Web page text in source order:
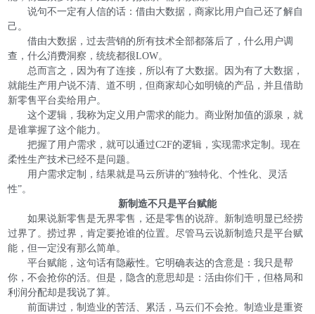
说句不一定有人信的话：借由大数据，商家比用户自己还了解自
己。
借由大数据，过去营销的所有技术全部都落后了，什么用户调
查，什么消费洞察，统统都很LOW。
总而言之，因为有了连接，所以有了大数据。因为有了大数据，
就能生产用户说不清、道不明，但商家却心如明镜的产品，并且借助
新零售平台卖给用户。
这个逻辑，我称为定义用户需求的能力。商业附加值的源泉，就
是谁掌握了这个能力。
把握了用户需求，就可以通过C2F的逻辑，实现需求定制。现在
柔性生产技术已经不是问题。
用户需求定制，结果就是马云所讲的“独特化、个性化、灵活
性”。
新制造不只是平台赋能
如果说新零售是无界零售，还是零售的说辞。新制造明显已经捞
过界了。捞过界，肯定要抢谁的位置。尽管马云说新制造只是平台赋
能，但一定没有那么简单。
平台赋能，这句话有隐蔽性。它明确表达的含意是：我只是帮
你，不会抢你的活。但是，隐含的意思却是：活由你们干，但格局和
利润分配却是我说了算。
前面讲过，制造业的苦活、累活，马云们不会抢。制造业是重资